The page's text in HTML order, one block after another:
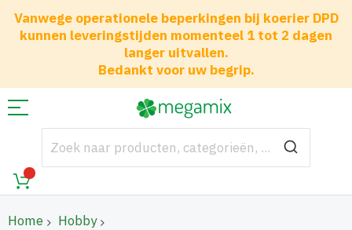
Vanwege operationele beperkingen bij koerier DPD
kunnen leveringstijden momenteel 1 tot 2 dagen
langer uitvallen.
Bedankt voor uw begrip.
Home
Hobby